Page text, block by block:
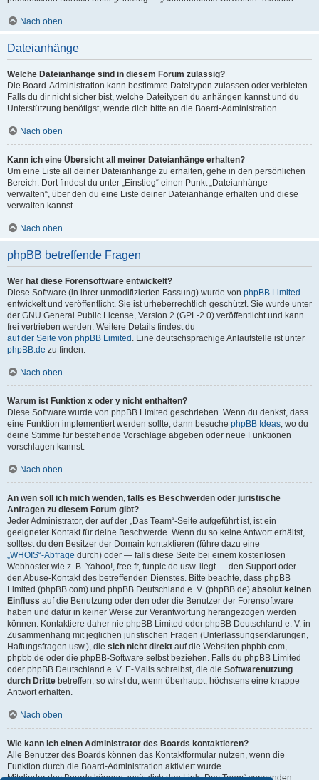
Nach oben
Dateianhänge
Welche Dateianhänge sind in diesem Forum zulässig?
Die Board-Administration kann bestimmte Dateitypen zulassen oder verbieten.
Falls du dir nicht sicher bist, welche Dateitypen du anhängen kannst und du
Unterstützung benötigst, wende dich bitte an die Board-Administration.
Nach oben
Kann ich eine Übersicht all meiner Dateianhänge erhalten?
Um eine Liste all deiner Dateianhänge zu erhalten, gehe in den persönlichen
Bereich. Dort findest du unter „Einstieg“ einen Punkt „Dateianhänge
verwalten“, über den du eine Liste deiner Dateianhänge erhalten und diese
verwalten kannst.
Nach oben
phpBB betreffende Fragen
Wer hat diese Forensoftware entwickelt?
Diese Software (in ihrer unmodifizierten Fassung) wurde von phpBB Limited
entwickelt und veröffentlicht. Sie ist urheberrechtlich geschützt. Sie wurde unter
der GNU General Public License, Version 2 (GPL-2.0) veröffentlicht und kann
frei vertrieben werden. Weitere Details findest du
auf der Seite von phpBB Limited . Eine deutschsprachige Anlaufstelle ist unter
phpBB.de zu finden.
Nach oben
Warum ist Funktion x oder y nicht enthalten?
Diese Software wurde von phpBB Limited geschrieben. Wenn du denkst, dass
eine Funktion implementiert werden sollte, dann besuche phpBB Ideas, wo du
deine Stimme für bestehende Vorschläge abgeben oder neue Funktionen
vorschlagen kannst.
Nach oben
An wen soll ich mich wenden, falls es Beschwerden oder juristische
Anfragen zu diesem Forum gibt?
Jeder Administrator, der auf der „Das Team“-Seite aufgeführt ist, ist ein
geeigneter Kontakt für deine Beschwerde. Wenn du so keine Antwort erhältst,
solltest du den Besitzer der Domain kontaktieren (führe dazu eine
„WHOIS“-Abfrage durch) oder — falls diese Seite bei einem kostenlosen
Webhoster wie z. B. Yahoo!, free.fr, funpic.de usw. liegt — den Support oder
den Abuse-Kontakt des betreffenden Dienstes. Bitte beachte, dass phpBB
Limited (phpBB.com) und phpBB Deutschland e. V. (phpBB.de) absolut keinen
Einfluss auf die Benutzung oder den oder die Benutzer der Forensoftware
haben und dafür in keiner Weise zur Verantwortung herangezogen werden
können. Kontaktiere daher nie phpBB Limited oder phpBB Deutschland e. V. in
Zusammenhang mit jeglichen juristischen Fragen (Unterlassungserklärungen,
Haftungsfragen usw.), die sich nicht direkt auf die Websiten phpbb.com,
phpbb.de oder die phpBB-Software selbst beziehen. Falls du phpBB Limited
oder phpBB Deutschland e. V. E-Mails schreibst, die die Softwarenutzung
durch Dritte betreffen, so wirst du, wenn überhaupt, höchstens eine knappe
Antwort erhalten.
Nach oben
Wie kann ich einen Administrator des Boards kontaktieren?
Alle Benutzer des Boards können das Kontaktformular nutzen, wenn die
Funktion durch die Board-Administration aktiviert wurde.
Mitglieder des Boards können zusätzlich den Link „Das Team“ verwenden.